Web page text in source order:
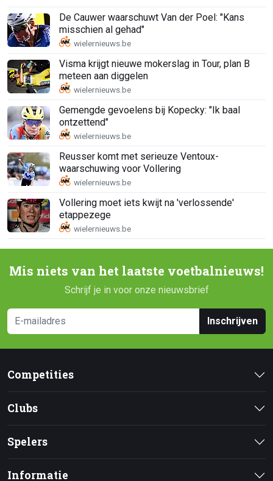
De Cauwer waarschuwt Van der Poel: "Kans
misschien al gehad"
Visma krijgt nieuwe mokerslag in Tour, plan B
meteen aan diggelen
Gemengde gevoelens bij Kopecky: "Ik baal
ontzettend"
Reusser komt met serieuze Ventoux-
waarschuwing voor Vollering
Vollering moet iets kwijt na 'verlossende'
etappezege
Mis niets van het laatste voetbalnieuws!
Schrijf je in voor onze nieuwsbrief
Inschrijven
Competities
Clubs
Spelers
Informatie